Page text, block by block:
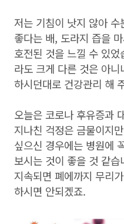
저는 기침이 낫지 않아
좋다는 배, 도라지 즙을
호전된 것을 느낄 수 있
라도 크게 다른 것은 아
하시던대로 건강관리 해
오늘은 코로나 후유증과
지나친 걱정은 금물이지
싶으신 경우에는 병원에
보시는 것이 좋을 것 같
지속되면 폐에까지 무리
하시면 안되겠죠.